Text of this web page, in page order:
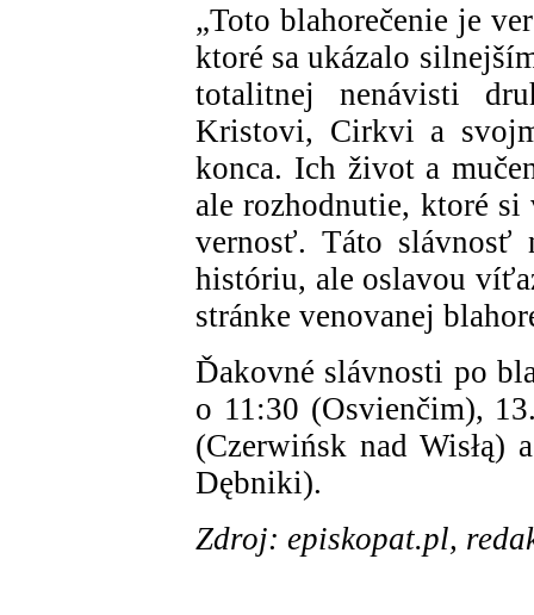
„Toto blahorečenie je
ktoré sa ukázalo
totalitnej nenávisti
Kristovi, Cirkvi a
konca. Ich život a
ale rozhodnutie, ktoré si
vernosť. Táto slávnosť
históriu, ale oslavou
stránke venovanej
Ďakovné slávnosti po
o 11:30 (Osvienčim),
(Czerwińsk nad Wisłą)
Dębniki).
Zdroj: episkopat.pl,